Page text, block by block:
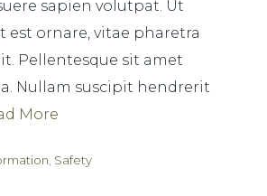
sapien volutpat. Ut
est ornare, vitae pharetra
Pellentesque sit amet
Nullam suscipit hendrerit
More
Safety